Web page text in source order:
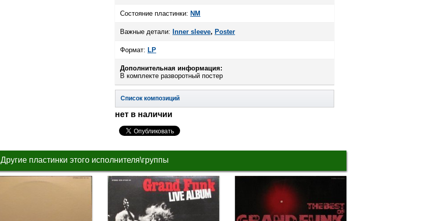
Состояние пластинки: NM
Важные детали: Inner sleeve, Poster
Формат: LP
Дополнительная информация:
В комплекте разворотный постер
Список композиций
нет в наличии
Другие пластинки этого исполнителя\группы